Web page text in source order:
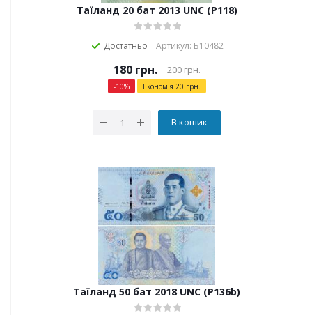
Таїланд 20 бат 2013 UNC (P118)
Достатньо Артикул: Б10482
180грн. 200грн.
-10% Економія 20 грн.
В кошик
Таїланд 50 бат 2018 UNC (P136b)